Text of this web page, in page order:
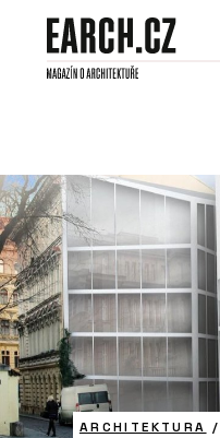
ARCHITEKTURA /